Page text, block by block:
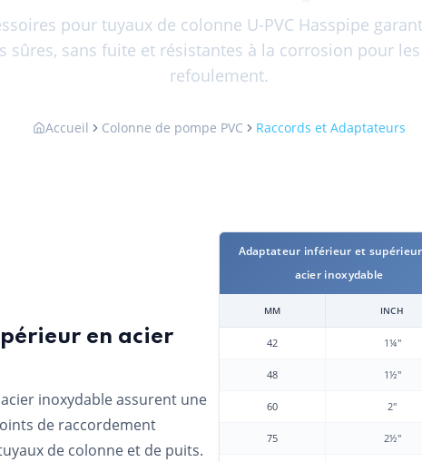
pour tuyaux de colonne U-PVC Hasspipe
sûres, sans fuite et résistantes à la corrosion pour
refoulement.
Accueil Colonne de pompe PVC Raccords et Adaptateurs
en acier
inoxydable assurent une
de raccordement
de colonne et de puits.
Adaptateur inférieur et
acier inoxydable
MM INCH
42 1¼"
48 1½"
60 2"
75 2½"